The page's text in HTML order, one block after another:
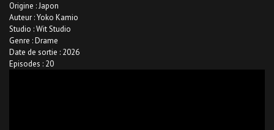
Origine : Japon
Auteur : Yoko Kamio
Studio : Wit Studio
Genre : Drame
Date de sortie : 2026
Episodes : 20